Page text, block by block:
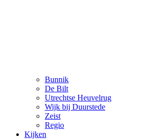
Bunnik
De Bilt
Utrechtse Heuvelrug
Wijk bij Duurstede
Zeist
Regio
Kijken